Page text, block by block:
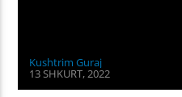
Kushtrim Guraj
13 SHKURT, 2022